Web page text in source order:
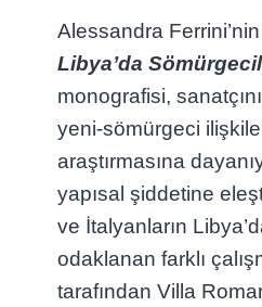
Alessandra Ferrini’nin
Libya’da
monografisi,
yeni-sömürgeci
araştırmasına
yapısal şiddetine
ve İtalyanların
odaklanan farklı
tarafından Villa